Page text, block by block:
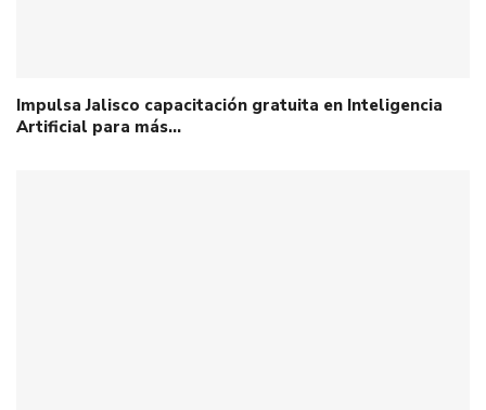
Impulsa Jalisco capacitación gratuita en Inteligencia
Artificial para más…